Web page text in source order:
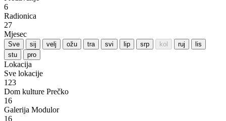
6
Radionica
27
Mjesec
Sve sij velj ožu tra svi lip srp kol ruj
lis
stu
pro
Lokacija
Sve lokacije
123
Dom kulture Prečko
16
Galerija Modulor
16